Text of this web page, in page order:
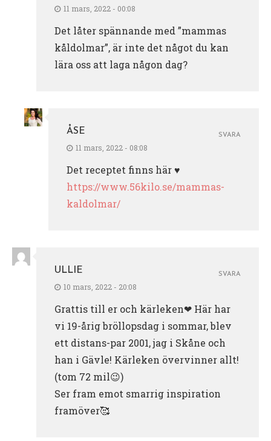
11 mars, 2022 - 00:08
Det låter spännande med ”mammas
kåldolmar”, är inte det något du kan
lära oss att laga någon dag?
ÅSE
11 mars, 2022 - 08:08
Det receptet finns här ♥️
https://www.56kilo.se/mammas-
kaldolmar/
SVARA
ULLIE
10 mars, 2022 - 20:08
Grattis till er och kärleken❤ Här har
vi 19-årig bröllopsdag i sommar, blev
ett distans-par 2001, jag i Skåne och
han i Gävle! Kärleken övervinner allt!
(tom 72 mil😉)
Ser fram emot smarrig inspiration
framöver🥰
SVARA